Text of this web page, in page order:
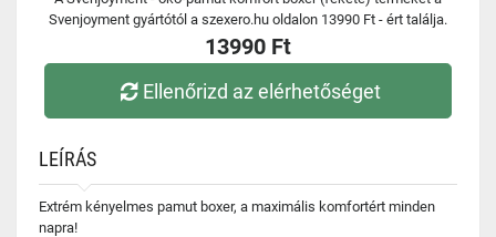
Svenjoyment gyártótól a szexero.hu oldalon 13990 Ft - ért találja.
13990 Ft
Ellenőrizd az elérhetőséget
LEÍRÁS
Extrém kényelmes pamut boxer, a maximális komfortért minden
napra!